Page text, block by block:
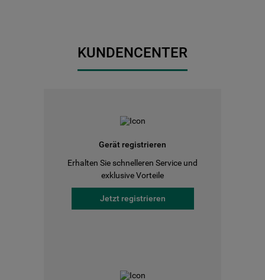
KUNDENCENTER
Gerät registrieren
Erhalten Sie schnelleren Service und
exklusive Vorteile
Jetzt registrieren